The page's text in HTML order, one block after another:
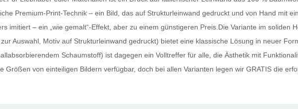
Premium-Print-Technik – ein Bild, das auf Strukturleinwand gedruckt und von Hand mit
imitiert – ein „wie gemalt“-Effekt, aber zu einem günstigeren Preis.Die Variante im soliden
Auswahl, Motiv auf Strukturleinwand gedruckt) bietet eine klassische Lösung in neuer
Schaumstoff) ist dagegen ein Volltreffer für alle, die Ästhetik mit
Größen von einteiligen Bildern verfügbar, doch bei allen Varianten legen wir GRATIS die